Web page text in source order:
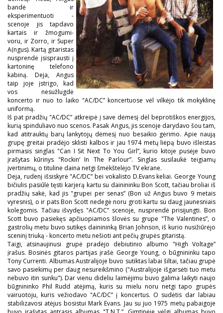
bandė ir
eksperimentuoti -
scenoje jis tapdavo
kartais ir žmogumi-
voru, ir Zorro, ir Super
A(ngus). Kartą gitaristas
nusprendė įsisprausti į
kartoninę telefono
kabiną. Deja, Angus
taip joje įstrigo, kad
vos nesužlugdė
koncerto ir nuo to laiko "AC/DC” koncertuose vėl vilkėjo tik mokyklinę
uniformą.
Iš pat pradžių "AC/DC” atkreipė į save dėmesį dėl beprotiškos energijos,
kurią spinduliavo nuo scenos. Pasak Angus, jis scenoje darydavo šou tam,
kad atitrauktų barų lankytojų dėmesį nuo besaikio gėrimo. Apie naują
grupę greitai pradėjo sklisti kalbos ir jau 1974 metų liepą buvo išleistas
pirmasis singlas "Can I Sit Next To You Girl”, kurio kitoje pusėje buvo
įrašytas kūrinys "Rockin‘ In The Parlour”. Singlas susilaukė teigiamų
įvertinimų, o titulinė daina netgi šmėkštelėjo TV ekrane.
Deja, rudenį išsiskyrė "AC/DC” bei vokalisto D.Evans keliai. George Young
bičiulis pasiūlė tęsti karjerą kartu su dainininku Bon Scott, tačiau broliai iš
pradžių sakė, kad jis "grupei per senas” (Bon už Angus buvo 9 metais
vyresnis), o ir pats Bon Scott nedegė noru groti kartu su daug jaunesniais
kolegomis. Tačiau išvydęs "AC/DC” scenoje, nusprendė prisijungti. Bon
Scott buvo pasiekęs apčiuopiamos šlovės su grupe "The Valentines”, o
gastrolių metu buvo sutikęs dainininką Brian Johnson, iš kurio nusižiūrėjo
sceninį triuką - koncerto metu nešioti ant pečių grupės gitaristą.
Taigi, atsinaujinusi grupė pradėjo debiutinio albumo "High Voltage”
įrašus. Bosinės gitaros partijas įrašė George Young, o būgnininku tapo
Tony Currenti. Albumas Australijoje buvo sutiktas labai šiltai, tačiau grupė
savo pasiekimų per daug nesureikšmino ("Australijoje išgarsėti tuo metu
nebuvo itin sunku"). Dar vienu dideliu laimėjimu buvo galima laikyti naujo
būgnininko Phil Rudd atėjimą, kuris su mielu noru netgi tapo grupės
vairuotoju, kuris vežiodavo "AC/DC” į koncertus. O sudėtis dar labiau
stabilizavosi atėjus bosistui Mark Evans. Jau su juo 1975 metų pabaigoje